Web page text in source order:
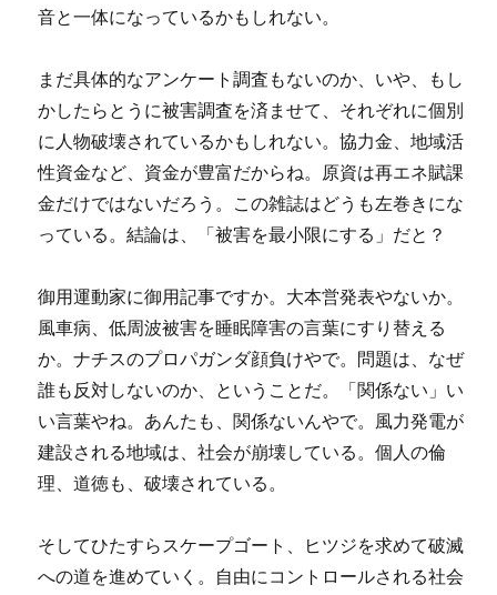
音と一体になっているかもしれない。
まだ具体的なアンケート調査もないのか、いや、もし
かしたらとうに被害調査を済ませて、それぞれに個別
に人物破壊されているかもしれない。協力金、地域活
性資金など、資金が豊富だからね。原資は再エネ賦課
金だけではないだろう。この雑誌はどうも左巻きにな
っている。結論は、「被害を最小限にする」だと？
御用運動家に御用記事ですか。大本営発表やないか。
風車病、低周波被害を睡眠障害の言葉にすり替える
か。ナチスのプロパガンダ顔負けやで。問題は、なぜ
誰も反対しないのか、ということだ。「関係ない」い
い言葉やね。あんたも、関係ないんやで。風力発電が
建設される地域は、社会が崩壊している。個人の倫
理、道徳も、破壊されている。
そしてひたすらスケープゴート、ヒツジを求めて破滅
への道を進めていく。自由にコントロールされる社会